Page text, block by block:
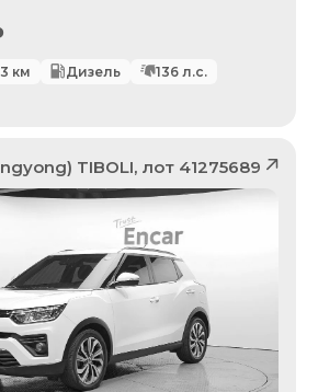
км Дизель 136 л.с.
TIBOLI, лот 41275689